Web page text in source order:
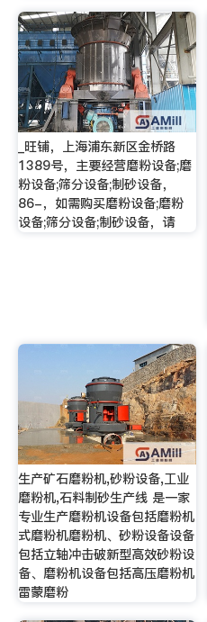
_旺铺，上海浦东新区金桥路
1389号，主要经营磨粉设备;磨
粉设备;筛分设备;制砂设备，
86-，如需购买磨粉设备;磨粉
设备;筛分设备;制砂设备，请
生产矿石磨粉机,砂粉设备,工业
磨粉机,石料制砂生产线 是一家
专业生产磨粉机设备包括磨粉机
式磨粉机磨粉机、砂粉设备设备
包括立轴冲击破新型高效砂粉设
备、磨粉机设备包括高压磨粉机
雷蒙磨粉